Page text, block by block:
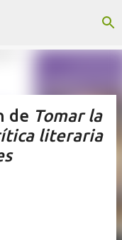
de Tomar la
literaria